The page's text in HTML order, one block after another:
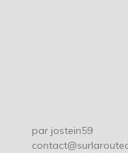
par jostein59